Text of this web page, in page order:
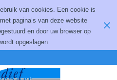
van cookies. Een cookie is
pagina’s van deze website
en door uw browser op
opgeslagen